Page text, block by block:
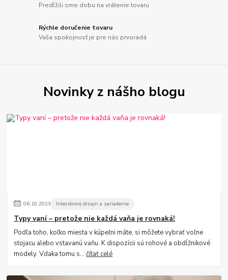
Predĺžili sme dobu na vrátenie tovaru
Rýchle doručenie tovaru
Vaša spokojnosť je pre nás prvoradá
Novinky z nášho blogu
06.10.2023 Interiérový dizajn a zariadenie
Typy vaní – pretože nie každá vaňa je rovnaká!
Podľa toho, koľko miesta v kúpeľni máte, si môžete vybrať voľne
stojacu alebo vstavanú vaňu. K dispozícii sú rohové a obdĺžnikové
modely. Vďaka tomu s...čítať celé